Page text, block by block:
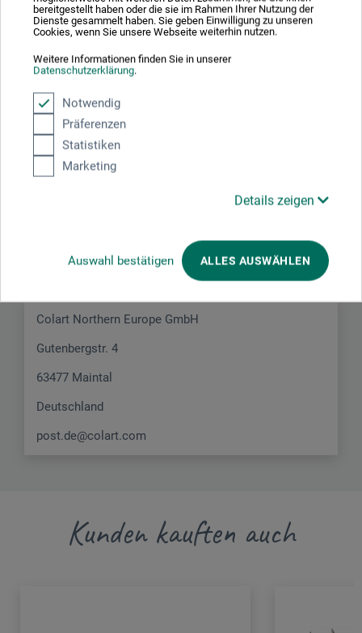
bereitgestellt haben oder die sie im Rahmen Ihrer Nutzung der
Dienste gesammelt haben. Sie geben Einwilligung zu unseren
Cookies, wenn Sie unsere Webseite weiterhin nutzen.
Weitere Informationen finden Sie in unserer
Datenschutzerklärung.
Notwendig
Präferenzen
Statistiken
Marketing
Details zeigen
Auswahl bestätigen ALLES AUSWÄHLEN
Hersteller-Kontakt
Hier finden Sie die Kontaktdaten des Herstellers zu
diesem Produkt.
Colart Northern Europe GmbH
Gutenbergstr. 4
63477 Maintal
Deutschland
post.de@colart.com
Kunden kauften auch